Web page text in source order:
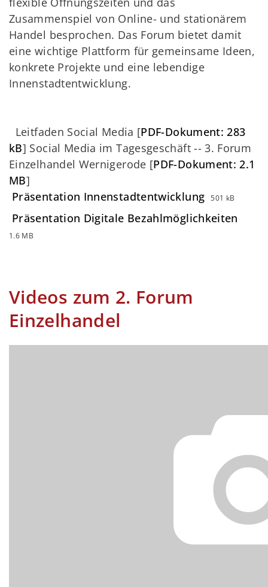
Zusammenspiel von Online- und stationärem
Handel besprochen. Das Forum bietet damit
eine wichtige Plattform für gemeinsame Ideen,
konkrete Projekte und eine lebendige
Innenstadtentwicklung.
Leitfaden Social Media [PDF-Dokument: 283
kB] Social Media im Tagesgeschäft -- 3. Forum
Einzelhandel Wernigerode [PDF-Dokument: 2.1
MB]
Präsentation Innenstadtentwicklung
501 kB
Präsentation Digitale Bezahlmöglichkeiten
1.6 MB
Videos zum 2. Forum
Einzelhandel